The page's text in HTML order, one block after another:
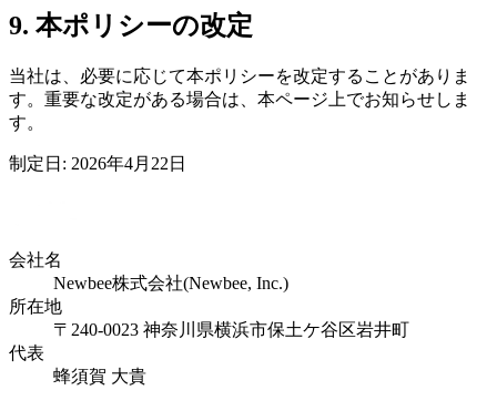
9. 本ポリシーの改定
当社は、必要に応じて本ポリシーを改定することがありま
す。重要な改定がある場合は、本ページ上でお知らせしま
す。
制定日: 2026年4月22日
会社名
Newbee株式会社(Newbee, Inc.)
所在地
〒240-0023 神奈川県横浜市保土ケ谷区岩井町
代表
蜂須賀 大貴